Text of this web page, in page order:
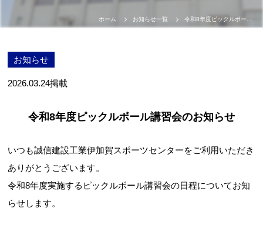
English
ホーム お知らせ一覧
お知らせ
2026.03.24掲載
令和8年度ピックルボール講習会のお知らせ
いつも誠信建設工業伊加賀スポーツセンターをご利用いただき
ありがとうございます。
令和8年度実施するピックルボール講習会の日程についてお知
らせします。